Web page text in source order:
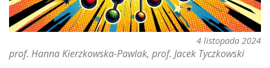
4 listopada 2024
prof. Hanna Kierzkowska-Pawlak prof. Jacek Tyczkowski